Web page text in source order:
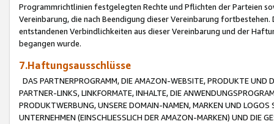
Programmrichtlinien festgelegten Rechte und Pflichten der Parteien
Vereinbarung, die nach Beendigung dieser Vereinbarung
entstandenen Verbindlichkeiten aus dieser Vereinbarung und der
begangen wurde.
7.Haftungsausschlüsse
DAS PARTNERPROGRAMM, DIE AMAZON-WEBSITE, PRODUKTE UND
PARTNER-LINKS, LINKFORMATE, INHALTE, DIE
PRODUKTWERBUNG, UNSERE DOMAIN-NAMEN, MARKEN UND
UNTERNEHMEN (EINSCHLIESSLICH DER AMAZON-MARKEN) UND DIE